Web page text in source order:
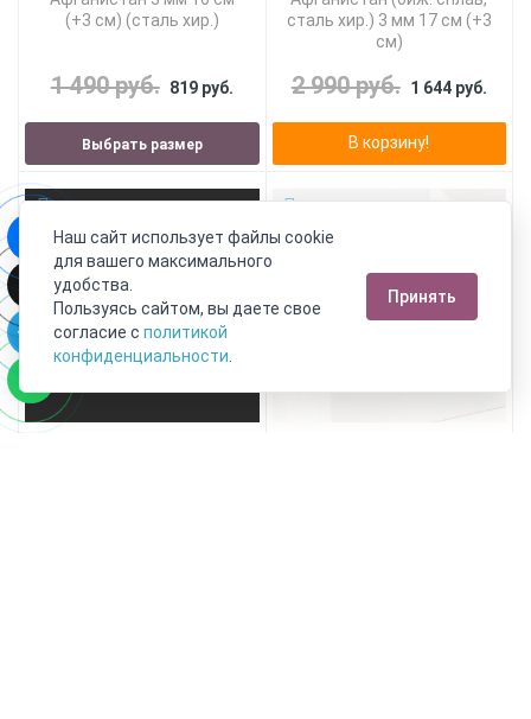
(+3 см) (сталь хир.)
1 490 руб. 819 руб.
Выбрать размер
сталь хир.) 3 мм 17 см (+3
см)
2 990 руб. 1 644 руб.
В корзину!
Наш сайт использует файлы cookie
для вашего максимального
удобства.
Пользуясь сайтом, вы даете свое
согласие с политикой
конфиденциальности
Принять